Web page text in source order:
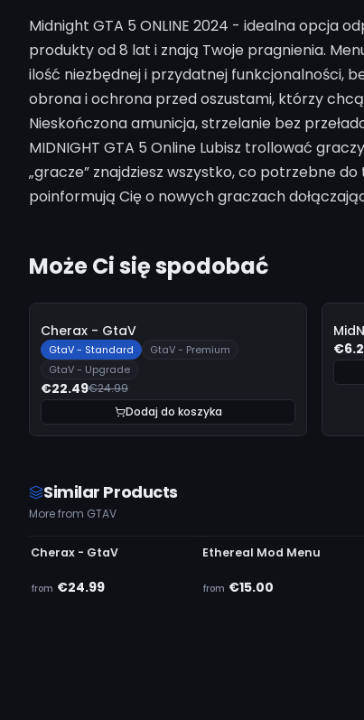
Midnight GTA 5 ONLINE 2024 - idealna opcja
produkty od 8 lat i znają Twoje pragnienia.
ilość niezbędnej i przydatnej funkcjonalności,
obrona i ochrona przed oszustami, którzy
Nieskończona amunicja, strzelanie bez
MIDNIGHT GTA 5 Online Lubisz trollować
„gracze” znajdziesz wszystko, co potrzebne
poinformują Cię o nowych graczach
Może Ci się spodobać
-
Cherax - GtaV
GtaV - Standard
GtaV - Premium
GtaV - Upgrade
€22.49€24.99
Dodaj do koszyka
- 10%
Similar Products
More from GTAV
UNDETECTED
Cherax - GtaV
from €24.99
Ethereal Mod Menu
from €15.00